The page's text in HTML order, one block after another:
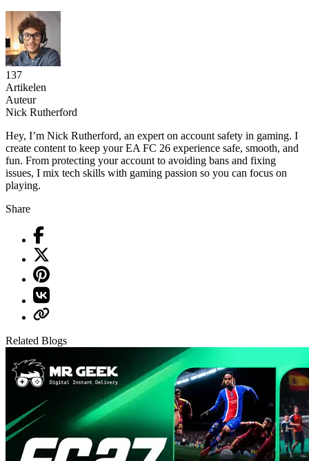
137
Artikelen
Auteur
Nick Rutherford
Hey, I’m Nick Rutherford, an expert on account safety in gaming. I
create content to keep your EA FC 26 experience safe, smooth, and
fun. From protecting your account to avoiding bans and fixing
issues, I mix tech skills with gaming passion so you can focus on
playing.
Share
Related Blogs